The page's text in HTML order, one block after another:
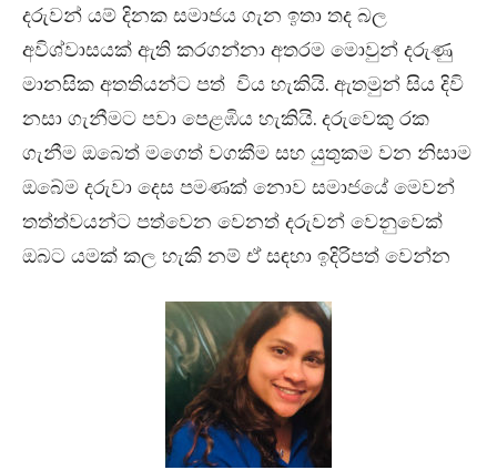
දරුවන් යම් දිනක සමාජය ගැන ඉතා තද බල
අවිශ්වාසයක් ඇති කරගන්නා අතරම මොවුන් දරුණු
මානසික අතතියන්ට පත් විය හැකියි. ඇතමුන් සිය දිවි
නසා ගැනීමට පවා පෙළඹිය හැකියි. දරුවෙකු රක
ගැනීම ඔබෙත් මගෙත් වගකීම සහ යුතුකම වන නිසාම
ඔබේම දරුවා දෙස පමණක් නොව සමාජයේ මෙවන්
තත්ත්වයන්ට පත්වෙන වෙනත් දරුවන් වෙනුවෙක්
ඔබට යමක් කල හැකි නම් ඒ සඳහා ඉදිරිපත් වෙන්න